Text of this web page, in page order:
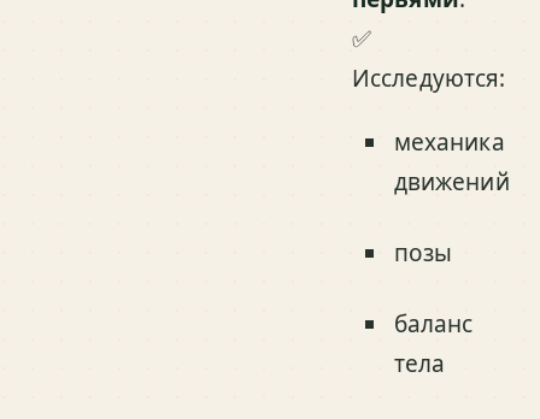
✅
Исследуются:
механика
движений
позы
баланс
тела